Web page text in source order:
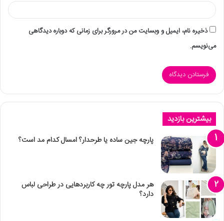
ذخیره نام، ایمیل و وبسایت من در مرورگر برای زمانی که دوباره دیدگاهی
می‌نویسم.
بیشترین بازدید
پارچه جین ساده یا طرحدار؟ امسال کدام مد است؟
هر مدل پارچه تور چه کاربردهایی در طراحی لباس
دارد؟